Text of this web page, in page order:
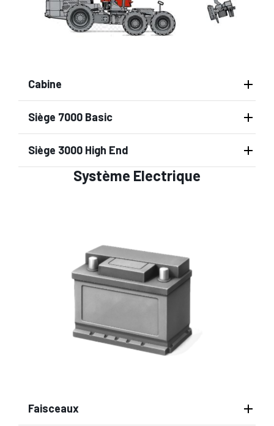
Cabine
Siège 7000 Basic
Siège 3000 High End
Système Electrique
Faisceaux